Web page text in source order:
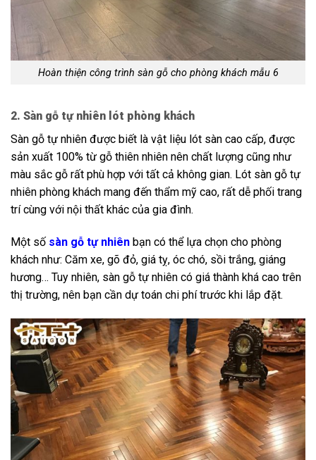
Hoàn thiện công trình sàn gỗ cho phòng khách mẫu 6
2. Sàn gỗ tự nhiên lót phòng khách
Sàn gỗ tự nhiên được biết là vật liệu lót sàn cao cấp, được
sản xuất 100% từ gỗ thiên nhiên nên chất lượng cũng như
màu sắc gỗ rất phù hợp với tất cả không gian. Lót sàn gỗ tự
nhiên phòng khách mang đến thẩm mỹ cao, rất dễ phối trang
trí cùng với nội thất khác của gia đình.
Một số sàn gỗ tự nhiên bạn có thể lựa chọn cho phòng
khách như: Căm xe, gõ đỏ, giá tỵ, óc chó, sồi trắng, giáng
hương… Tuy nhiên, sàn gỗ tự nhiên có giá thành khá cao trên
thị trường, nên bạn cần dự toán chi phí trước khi lắp đặt.